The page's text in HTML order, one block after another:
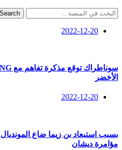
Search
2022-12-20
الأخضر
2022-12-20
بسبب استبعاد بن زيما ضاع
مؤامرة ديشان